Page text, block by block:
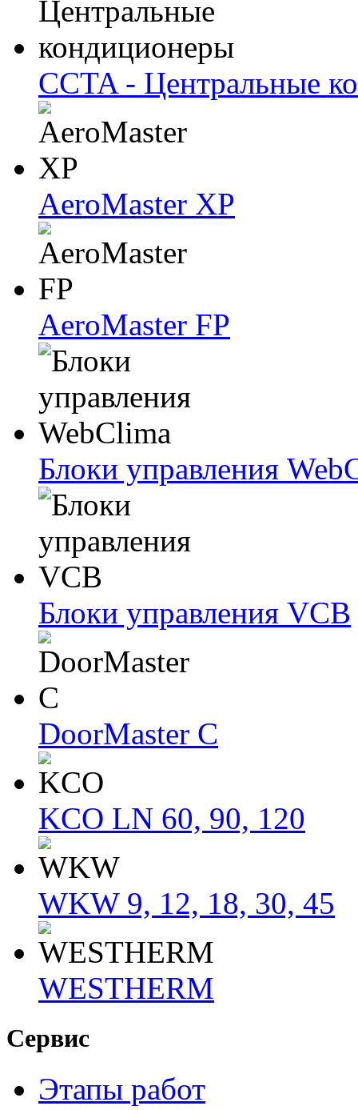
CCTA - Центральные
AeroMaster XP
AeroMaster FP
Блоки упрaвлeния
Блоки упрaвлeния VCB
DoorMaster C
KCO LN 60, 90, 120
WKW 9, 12, 18, 30, 45
WESTHERM
Сервис
Этапы работ